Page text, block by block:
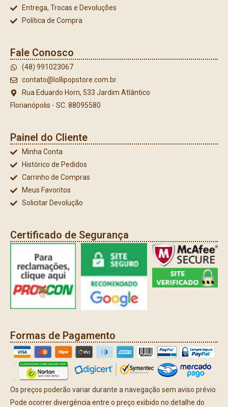
Entrega, Trocas e Devoluções
Política de Compra
Fale Conosco
(48) 991023067
contato@lollipopstore.com.br
Rua Eduardo Horn, 533 Jardim Atlântico
Florianópolis - SC. 88095580
Painel do Cliente
Minha Conta
Histórico de Pedidos
Carrinho de Compras
Meus Favoritos
Solicitar Devolução
Certificado de Segurança
Formas de Pagamento
Os preços poderão variar durante a navegação sem aviso prévio.
Pode ocorrer divergência entre o preço exibido no detalhe do